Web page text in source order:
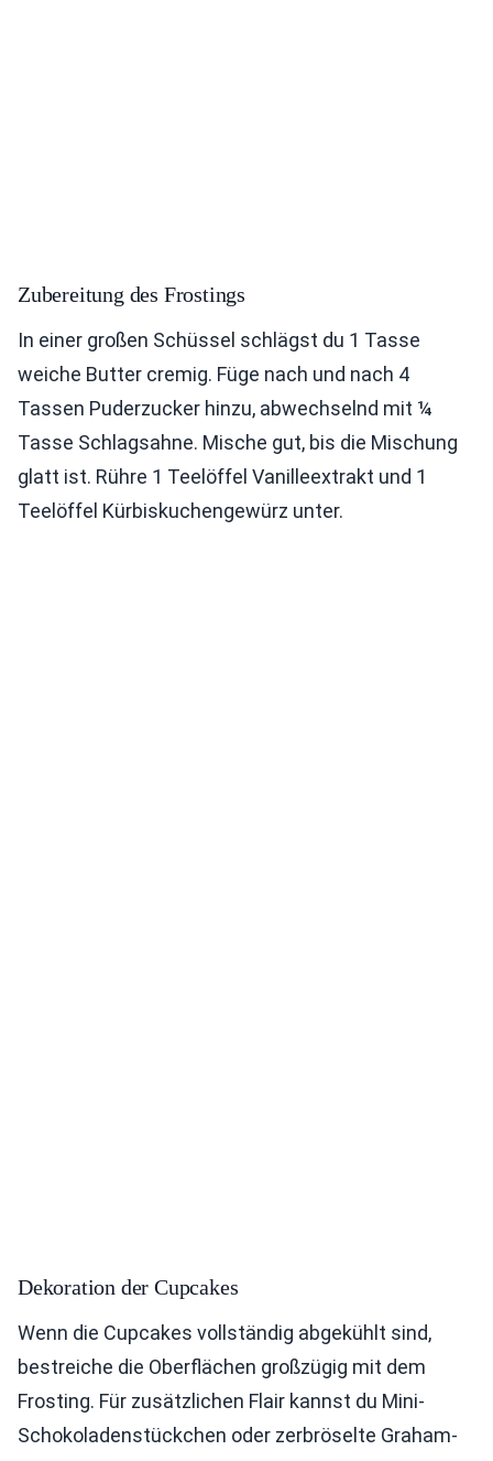
Zubereitung des Frostings
In einer großen Schüssel schlägst du 1 Tasse
weiche Butter cremig. Füge nach und nach 4
Tassen Puderzucker hinzu, abwechselnd mit ¼
Tasse Schlagsahne. Mische gut, bis die Mischung
glatt ist. Rühre 1 Teelöffel Vanilleextrakt und 1
Teelöffel Kürbiskuchengewürz unter.
Dekoration der Cupcakes
Wenn die Cupcakes vollständig abgekühlt sind,
bestreiche die Oberflächen großzügig mit dem
Frosting. Für zusätzlichen Flair kannst du Mini-
Schokoladenstückchen oder zerbröselte Graham-